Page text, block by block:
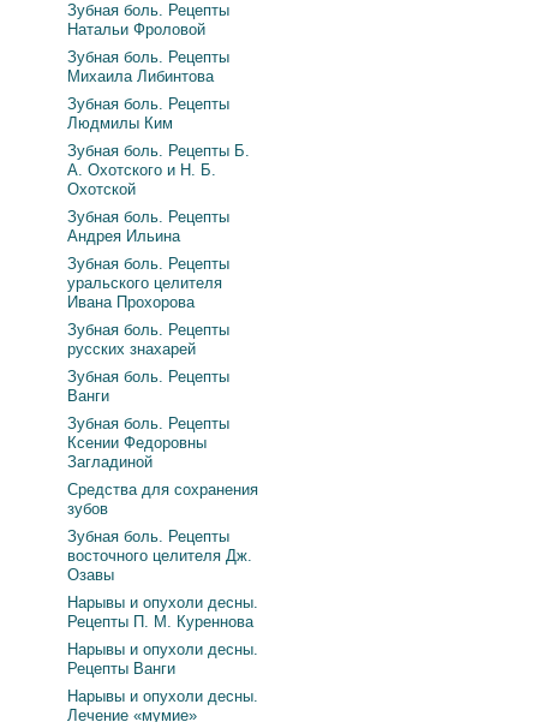
Зубная боль. Рецепты
Натальи Фроловой
Зубная боль. Рецепты
Михаила Либинтова
Зубная боль. Рецепты
Людмилы Ким
Зубная боль. Рецепты Б.
А. Охотского и Н. Б.
Охотской
Зубная боль. Рецепты
Андрея Ильина
Зубная боль. Рецепты
уральского целителя
Ивана Прохорова
Зубная боль. Рецепты
русских знахарей
Зубная боль. Рецепты
Ванги
Зубная боль. Рецепты
Ксении Федоровны
Загладиной
Средства для сохранения
зубов
Зубная боль. Рецепты
восточного целителя Дж.
Озавы
Нарывы и опухоли десны.
Рецепты П. М. Куреннова
Нарывы и опухоли десны.
Рецепты Ванги
Нарывы и опухоли десны.
Лечение «мумие»